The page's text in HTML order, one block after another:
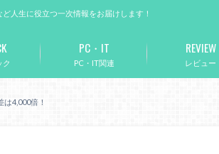
人生に役立つ一次情報をお届けします！
ク PC・IT関連
PC・IT
レビュー
REVIEW
4,000倍！